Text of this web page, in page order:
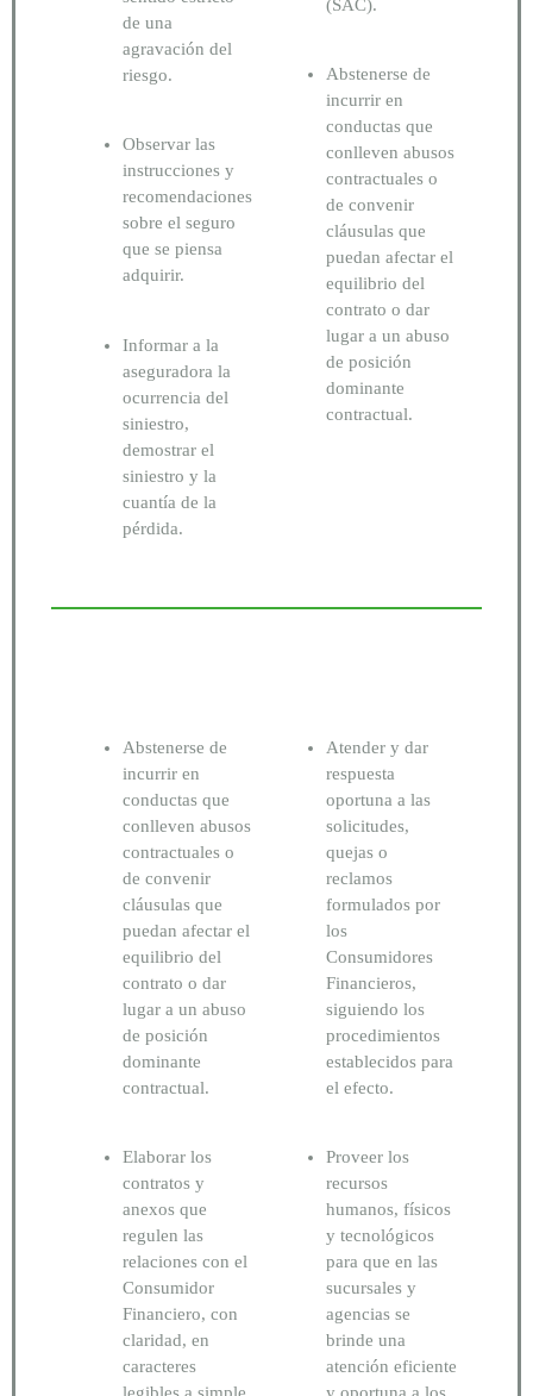
de una
agravación del
riesgo.
Observar las
instrucciones y
recomendaciones
sobre el seguro
que se piensa
adquirir.
Informar a la
aseguradora la
ocurrencia del
siniestro,
demostrar el
siniestro y la
cuantía de la
pérdida.
(SAC).
Abstenerse de
incurrir en
conductas que
conlleven abusos
contractuales o
de convenir
cláusulas que
puedan afectar el
equilibrio del
contrato o dar
lugar a un abuso
de posición
dominante
contractual.
Abstenerse de
incurrir en
conductas que
conlleven abusos
contractuales o
de convenir
cláusulas que
puedan afectar el
equilibrio del
contrato o dar
lugar a un abuso
de posición
dominante
contractual.
Elaborar los
contratos y
anexos que
regulen las
relaciones con el
Consumidor
Financiero, con
claridad, en
caracteres
Atender y dar
respuesta
oportuna a las
solicitudes,
quejas o
reclamos
formulados por
los
Consumidores
Financieros,
siguiendo los
procedimientos
establecidos para
el efecto.
Proveer los
recursos
humanos, físicos
y tecnológicos
para que en las
sucursales y
agencias se
brinde una
atención eficiente